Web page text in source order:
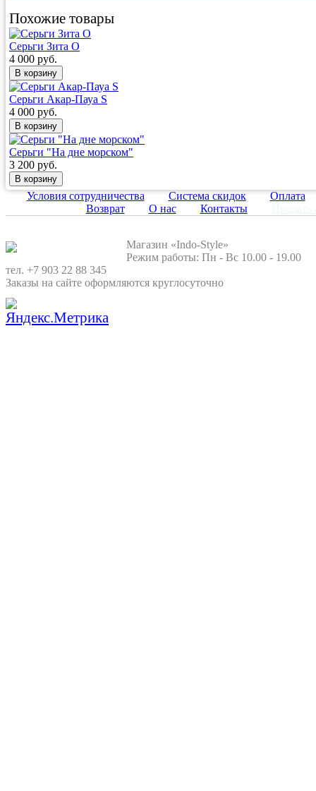
Похожие товары
Серьги Зита O
4 000 руб.
Серьги Акар-Пауа S
4 000 руб.
Серьги "На дне морском"
3 200 руб.
Условия сотрудничества Система скидок
Оплата
Возврат
О нас Контакты
Магазин «Indo-Style»
Режим работы: Пн - Вс 10.00 - 19.00
тел. +7 903 22 88 345
Заказы на сайте оформляются круглосуточно